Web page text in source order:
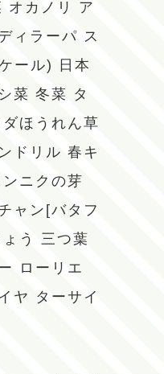
オカノリ
ア
ィラーパ ス
ール)
日本
菜 冬菜 タ
ほうれん草
ドリル 春キ
ンニクの芽
ャン[バタフ
う
三つ葉
ローリエ
ヤ ターサイ